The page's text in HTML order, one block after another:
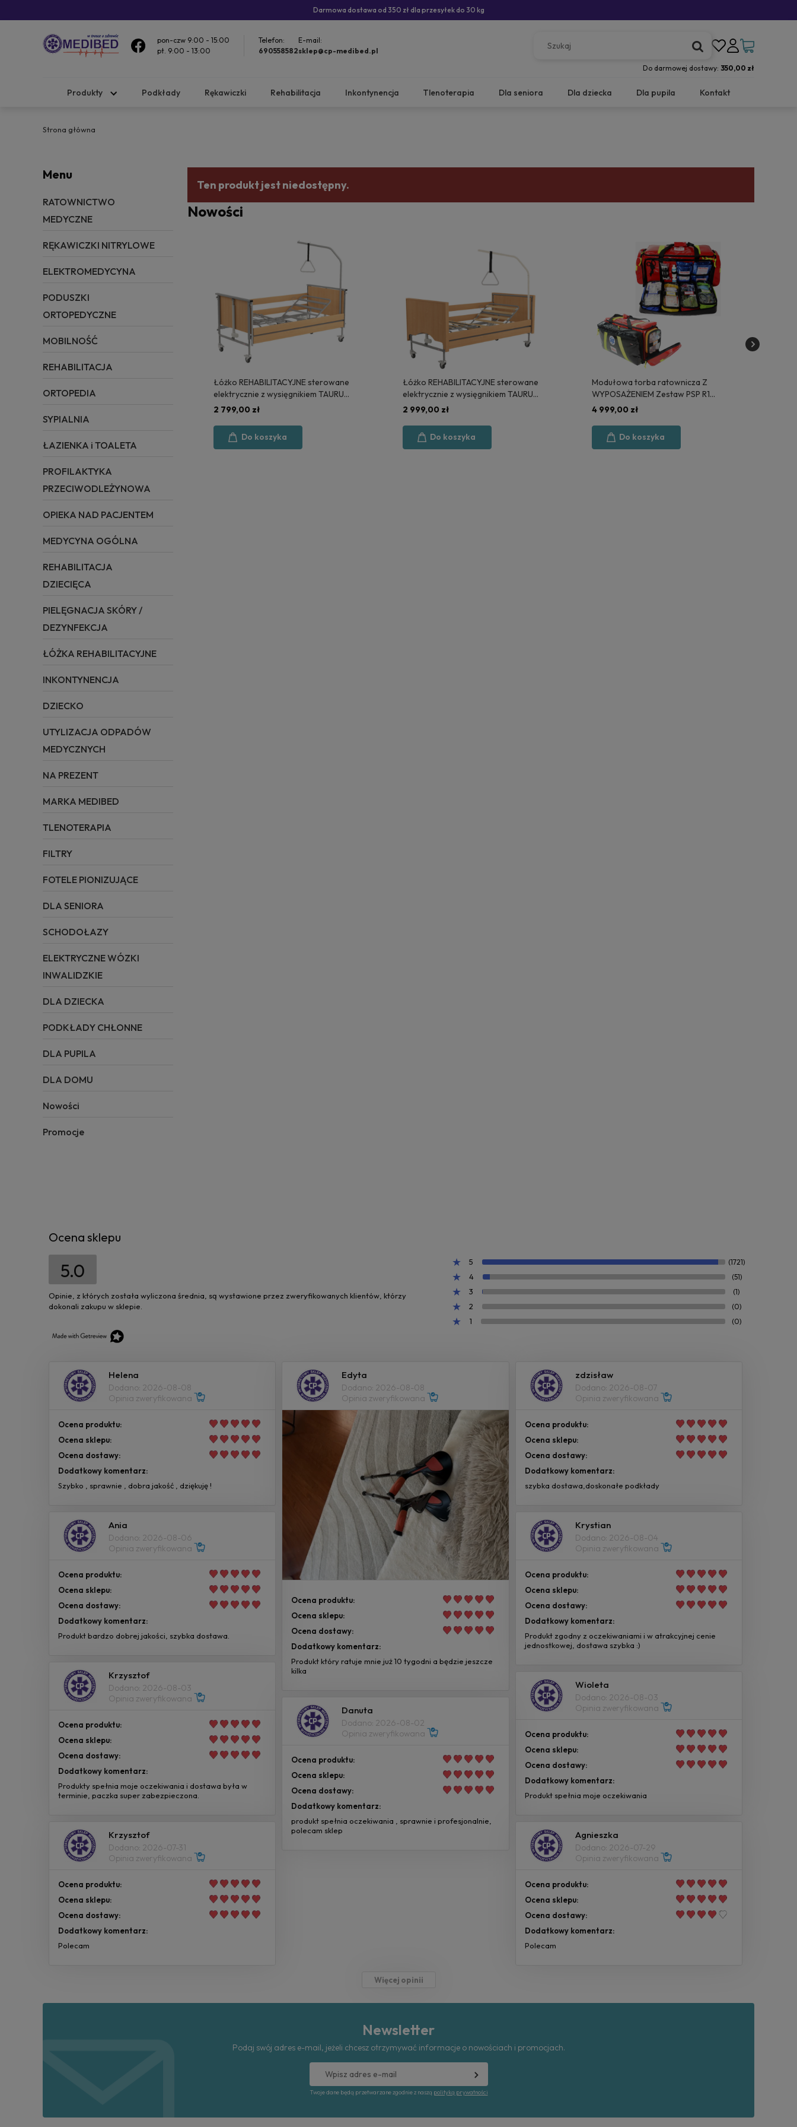
Darmowa dostawa od 350 zł dla przesyłek do 30 kg
pon-czw 9:00 - 15:00
pt. 9:00 - 13:00
Telefon:
690558582
E-mail:
sklep@cp-medibed.pl
Do darmowej dostawy: 350,00 zł
Produkty Podkłady Rękawiczki Rehabilitacja Inkontynencja Tlenoterapia Dla seniora Dla dziecka Dla pupila Kontakt
Strona główna
Menu
RATOWNICTWO
MEDYCZNE
RĘKAWICZKI NITRYLOWE
ELEKTROMEDYCYNA
PODUSZKI
ORTOPEDYCZNE
MOBILNOŚĆ
REHABILITACJA
ORTOPEDIA
SYPIALNIA
ŁAZIENKA i TOALETA
PROFILAKTYKA
PRZECIWODLEŻYNOWA
OPIEKA NAD PACJENTEM
MEDYCYNA OGÓLNA
REHABILITACJA
DZIECIĘCA
PIELĘGNACJA SKÓRY /
DEZYNFEKCJA
ŁÓŻKA REHABILITACYJNE
INKONTYNENCJA
DZIECKO
UTYLIZACJA ODPADÓW
MEDYCZNYCH
NA PREZENT
MARKA MEDIBED
TLENOTERAPIA
FILTRY
FOTELE PIONIZUJĄCE
DLA SENIORA
SCHODOŁAZY
ELEKTRYCZNE WÓZKI
INWALIDZKIE
DLA DZIECKA
PODKŁADY CHŁONNE
DLA PUPILA
DLA DOMU
Nowości
Promocje
Ten produkt jest niedostępny.
Nowości
Łóżko REHABILITACYJNE sterowane
elektrycznie z wysięgnikiem TAURUS
2 - POLSKA PRODUKCJA
2 799,00 zł
Do koszyka
Łóżko REHABILITACYJNE sterowane
elektrycznie z wysięgnikiem TAURUS
2 LUX - POLSKA PRODUKCJA
2 999,00 zł
Do koszyka
Modułowa torba ratownicza Z
WYPOSAŻENIEM Zestaw PSP R1
(KSRG 02.2026)
4 999,00 zł
Do koszyka
Ocena sklepu
5.0
Opinie, z których została wyliczona średnia, są wystawione przez zweryfikowanych klientów, którzy
dokonali zakupu w sklepie.
5 (1721)
4 (51)
3 (1)
2 (0)
1 (0)
Helena
Dodano: 2026-08-08
Opinia zweryfikowana
Ocena produktu:
Ocena sklepu:
Ocena dostawy:
Dodatkowy komentarz:
Szybko , sprawnie , dobra jakość , dziękuję !
Edyta
Dodano: 2026-08-08
Opinia zweryfikowana
Ocena produktu:
Ocena sklepu:
Ocena dostawy:
Dodatkowy komentarz:
Produkt który ratuje mnie już 10 tygodni a będzie jeszcze
kilka
zdzisław
Dodano: 2026-08-07
Opinia zweryfikowana
Ocena produktu:
Ocena sklepu:
Ocena dostawy:
Dodatkowy komentarz:
szybka dostawa,doskonałe podkłady
Ania
Dodano: 2026-08-06
Opinia zweryfikowana
Ocena produktu:
Ocena sklepu:
Ocena dostawy:
Dodatkowy komentarz:
Produkt bardzo dobrej jakości, szybka dostawa.
Krystian
Dodano: 2026-08-04
Opinia zweryfikowana
Ocena produktu:
Ocena sklepu:
Ocena dostawy:
Dodatkowy komentarz:
Produkt zgodny z oczekiwaniami i w atrakcyjnej cenie
jednostkowej, dostawa szybka :)
Krzysztof
Dodano: 2026-08-03
Opinia zweryfikowana
Ocena produktu:
Ocena sklepu:
Ocena dostawy:
Dodatkowy komentarz:
Produkty spełnia moje oczekiwania i dostawa była w
terminie, paczka super zabezpieczona.
Wioleta
Dodano: 2026-08-03
Opinia zweryfikowana
Ocena produktu:
Ocena sklepu:
Ocena dostawy:
Dodatkowy komentarz:
Produkt spełnia moje oczekiwania
Danuta
Dodano: 2026-08-02
Opinia zweryfikowana
Ocena produktu:
Ocena sklepu:
Ocena dostawy:
Dodatkowy komentarz:
produkt spełnia oczekiwania , sprawnie i profesjonalnie,
polecam sklep
Krzysztof
Dodano: 2026-07-31
Opinia zweryfikowana
Ocena produktu:
Ocena sklepu:
Ocena dostawy:
Dodatkowy komentarz:
Polecam
Agnieszka
Dodano: 2026-07-29
Opinia zweryfikowana
Ocena produktu:
Ocena sklepu:
Ocena dostawy:
Dodatkowy komentarz:
Polecam
Więcej opinii
Newsletter
Podaj swój adres e-mail, jeżeli chcesz otrzymywać informacje o nowościach i promocjach.
Twoje dane będą przetwarzane zgodnie z naszą polityką prywatności